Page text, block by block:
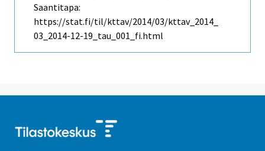
Saantitapa:
https://stat.fi/til/kttav/2014/03/kttav_2014_
03_2014-12-19_tau_001_fi.html